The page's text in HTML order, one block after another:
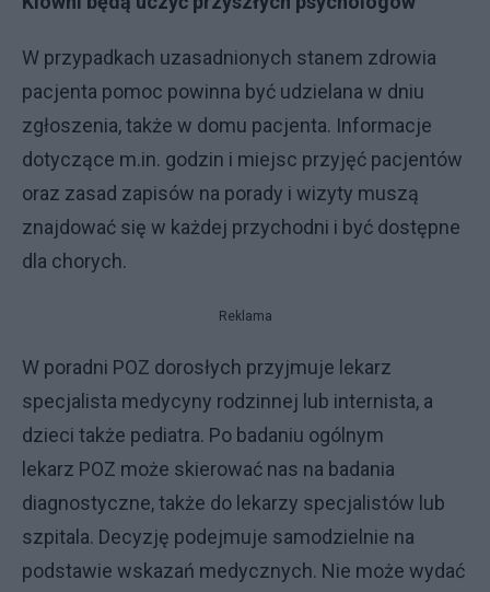
W przypadkach uzasadnionych stanem zdrowia
pacjenta pomoc powinna być udzielana w dniu
zgłoszenia, także w domu pacjenta. Informacje
dotyczące m.in. godzin i miejsc przyjęć pacjentów
oraz zasad zapisów na porady i wizyty muszą
znajdować się w każdej przychodni i być dostępne
dla chorych.
Reklama
W poradni POZ dorosłych przyjmuje lekarz
specjalista medycyny rodzinnej lub internista, a
dzieci także pediatra. Po badaniu ogólnym
lekarz POZ może skierować nas na badania
diagnostyczne, także do lekarzy specjalistów lub
szpitala. Decyzję podejmuje samodzielnie na
podstawie wskazań medycznych. Nie może wydać